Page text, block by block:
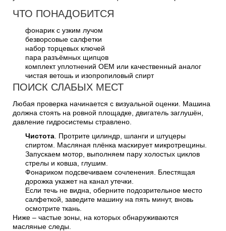
ЧТО ПОНАДОБИТСЯ
фонарик с узким лучом
безворсовые салфетки
набор торцевых ключей
пара разъёмных щипцов
комплект уплотнений OEM или качественный аналог
чистая ветошь и изопропиловый спирт
ПОИСК СЛАБЫХ МЕСТ
Любая проверка начинается с визуальной оценки. Машина
должна стоять на ровной площадке, двигатель заглушён,
давление гидросистемы стравлено.
Чистота . Протрите цилиндр, шланги и штуцеры
спиртом. Масляная плёнка маскирует микротрещины.
Запускаем мотор, выполняем пару холостых циклов
стрелы и ковша, глушим.
Фонариком подсвечиваем сочленения. Блестящая
дорожка укажет на канал утечки.
Если течь не видна, оберните подозрительное место
салфеткой, заведите машину на пять минут, вновь
осмотрите ткань.
Ниже – частые зоны, на которых обнаруживаются
масляные следы.